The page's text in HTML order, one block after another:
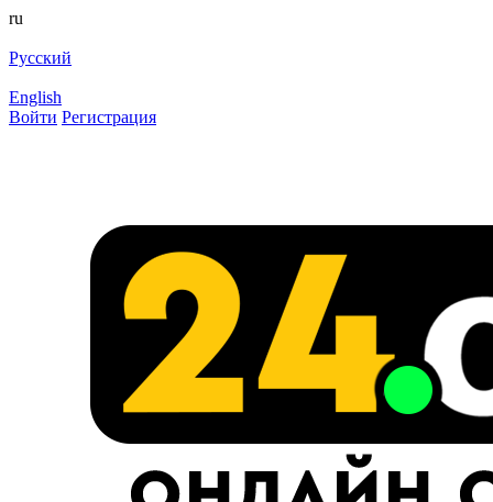
ru
Русский
English
Войти Регистрация